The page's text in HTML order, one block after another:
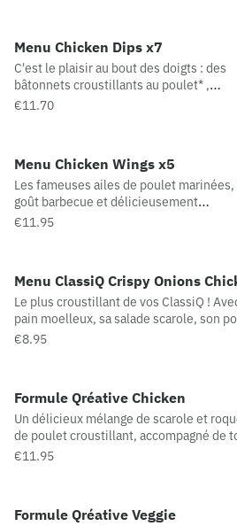
Menu Chicken Dips x7
C'est le plaisir au bout des doigts : des
bâtonnets croustillants au poulet* ,
accompagnés de la sauce de votre choix.
€11.70
Menu Chicken Wings x5
Les fameuses ailes de poulet marinées,
goût barbecue et délicieusement
croustillantes.
€11.95
Menu ClassiQ Crispy Onions
Le plus croustillant de vos ClassiQ !
pain moelleux, sa salade scarole, son
croustillant*, sa tranche de fromage
préparation panée au poulet
€8.95
Formule Qréative Chicken
Un délicieux mélange de scarole et
de poulet croustillant, accompagné de
cerise et d’oignons rouges, d'oignons
€11.95
Formule Qréative Veggie